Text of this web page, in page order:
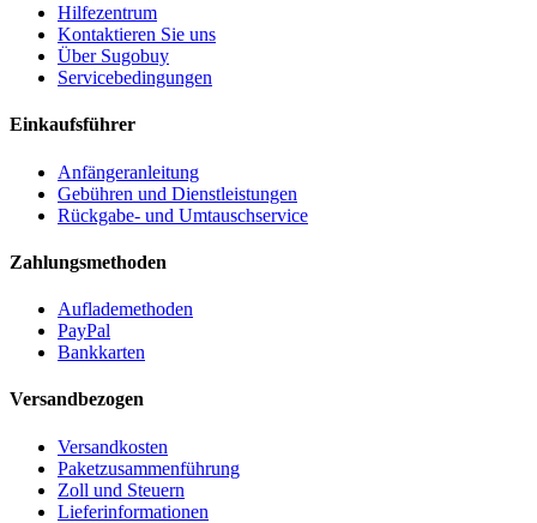
Hilfezentrum
Kontaktieren Sie uns
Über Sugobuy
Servicebedingungen
Einkaufsführer
Anfängeranleitung
Gebühren und Dienstleistungen
Rückgabe- und Umtauschservice
Zahlungsmethoden
Auflademethoden
PayPal
Bankkarten
Versandbezogen
Versandkosten
Paketzusammenführung
Zoll und Steuern
Lieferinformationen